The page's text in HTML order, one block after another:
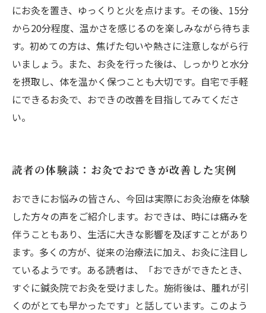
にお灸を置き、ゆっくりと火を点けます。その後、15分
から20分程度、温かさを感じるのを楽しみながら待ちま
す。初めての方は、焦げた匂いや熱さに注意しながら行
いましょう。また、お灸を行った後は、しっかりと水分
を摂取し、体を温かく保つことも大切です。自宅で手軽
にできるお灸で、おできの改善を目指してみてくださ
い。
読者の体験談：お灸でおできが改善した実例
おできにお悩みの皆さん、今回は実際にお灸治療を体験
した方々の声をご紹介します。おできは、時には痛みを
伴うこともあり、生活に大きな影響を及ぼすことがあり
ます。多くの方が、従来の治療法に加え、お灸に注目し
ているようです。ある読者は、「おできができたとき、
すぐに鍼灸院でお灸を受けました。施術後は、腫れが引
くのがとても早かったです」と話しています。このよう